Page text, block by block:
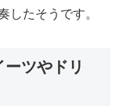
したそうです。
ーツやドリ